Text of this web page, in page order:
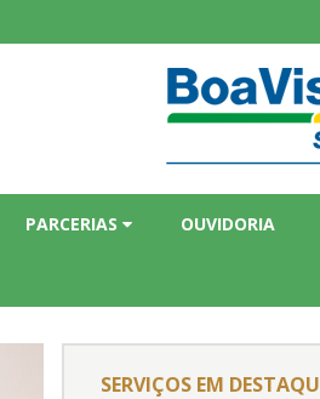
PARCERIAS OUVIDORIA
SERVIÇOS EM